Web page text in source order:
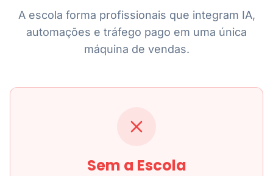
A escola forma profissionais que integram IA,
automações e tráfego pago em uma única
máquina de vendas.
Sem a Escola